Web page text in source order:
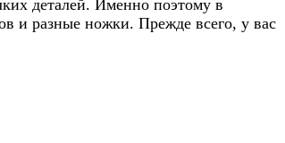
деталей. Именно поэтому в
и разные ножки. Прежде всего, у вас